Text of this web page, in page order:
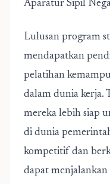
Aparatur Sipil
Lulusan program
mendapatkan
pelatihan
dalam dunia kerja.
mereka lebih siap
di dunia
kompetitif dan
dapat